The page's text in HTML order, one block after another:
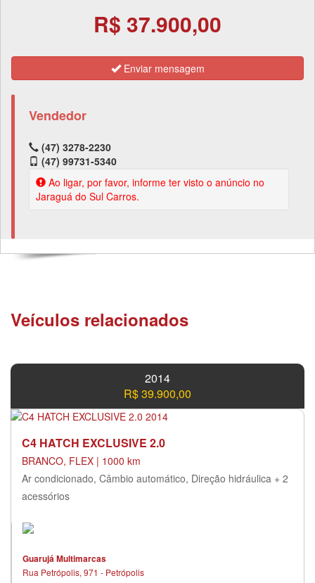
R$ 37.900,00
Enviar mensagem
Vendedor
(47) 3278-2230
(47) 99731-5340
Ao ligar, por favor, informe ter visto o anúncio no
Jaraguá do Sul Carros.
Veículos relacionados
2014
R$ 39.900,00
C4 HATCH EXCLUSIVE 2.0
BRANCO, FLEX | 1000 km
Ar condicionado, Câmbio automático, Direção hidráulica + 2
acessórios
Guarujá Multimarcas
Rua Petrópolis, 971 - Petrópolis